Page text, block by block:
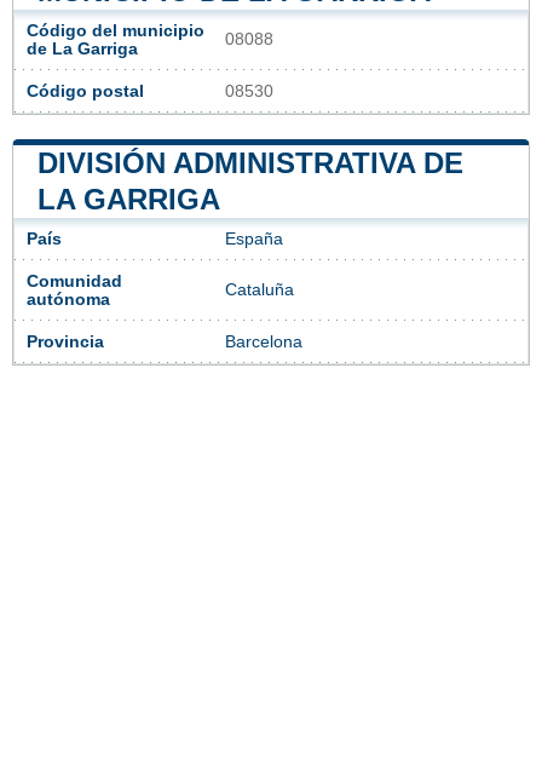
Código del municipio
de La Garriga
08088
Código postal 08530
DIVISIÓN ADMINISTRATIVA DE
LA GARRIGA
País España
Comunidad
autónoma
Cataluña
Provincia Barcelona